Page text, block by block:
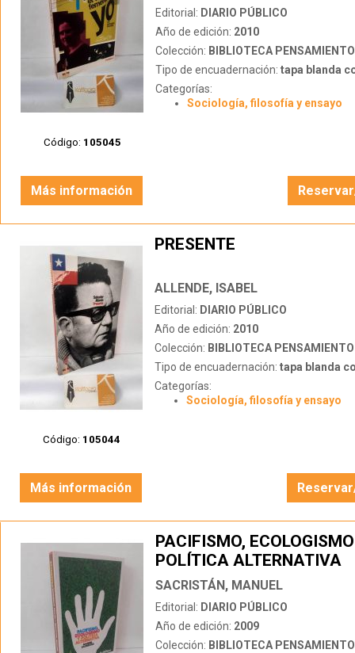
Código: 105045
Editorial: DIARIO PÚBLICO
Año de edición: 2010
Colección: BIBLIOTECA
Tipo de encuadernación: tapa blanda
Categorías:
Sociología, filosofía y ensayo
Más información
Código: 105044
PRESENTE
ALLENDE, ISABEL
Editorial: DIARIO PÚBLICO
Año de edición: 2010
Colección: BIBLIOTECA
Tipo de encuadernación: tapa blanda
Categorías:
Sociología, filosofía y ensayo
Más información
PACIFISMO,
POLÍTICA ALTERNATIVA
SACRISTÁN, MANUEL
Editorial: DIARIO PÚBLICO
Año de edición: 2009
Colección: BIBLIOTECA